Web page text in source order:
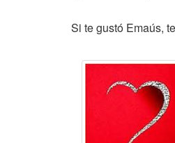
Si te gustó Emaús,